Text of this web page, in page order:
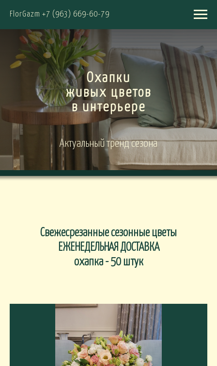
FlorGazm +7 (963) 669-60-79
Охапки
живых цветов
в интерьере
Актуальный тренд сезона
Свежесрезанные сезонные цветы
ЕЖЕНЕДЕЛЬНАЯ ДОСТАВКА
охапка - 50 штук